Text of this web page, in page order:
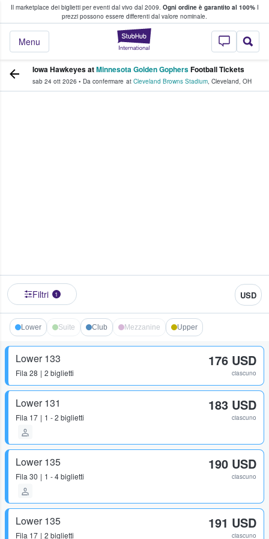
Il marketplace dei biglietti per eventi dal vivo dal 2009. Ogni ordine è garantito al 100%I
prezzi possono essere differenti dal valore nominale.
StubHub - Dove
Menu
fan comprano e vendono biglietti
Iowa Hawkeyes atMinnesota Golden GophersFootball Tickets
sab 24 ott 2026 • Da confermare at Cleveland Browns Stadium, Cleveland, OH
Filtri 1 USD
Lower Suite Club Mezzanine Upper
Lower 133
Fila 28 2 biglietti
176 USD
ciascuno
Lower 131
Fila 17 1 - 2 biglietti
183 USD
ciascuno
Lower 135
Fila 30 1 - 4 biglietti
190 USD
ciascuno
Lower 135
Fila 17 2 biglietti
191 USD
ciascuno